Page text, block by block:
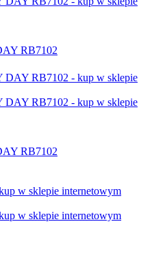
RB7102
RB7102